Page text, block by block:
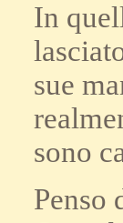
In
sue
sono
Penso